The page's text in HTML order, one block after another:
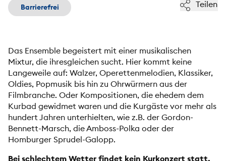
Barrierefrei Teilen
Das Ensemble begeistert mit einer musikalischen
Mixtur, die ihresgleichen sucht. Hier kommt keine
Langeweile auf: Walzer, Operettenmelodien, Klassiker,
Oldies, Popmusik bis hin zu Ohrwürmern aus der
Filmbranche. Oder Kompositionen, die ehedem dem
Kurbad gewidmet waren und die Kurgäste vor mehr als
hundert Jahren unterhielten, wie z.B. der Gordon-
Bennett-Marsch, die Amboss-Polka oder der
Homburger Sprudel-Galopp.
Bei schlechtem Wetter findet kein Kurkonzert statt.